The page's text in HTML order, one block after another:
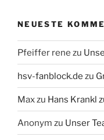
NEUESTE
Pfeiffer rene zu
hsv-fanblock.de zu
Maxzu Hans Krankl
Anonym zu Unser